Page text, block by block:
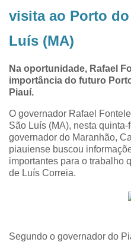
visita ao Porto
Luís (MA)
Na oportunidade, Rafael
importância do futuro
Piauí.
O governador Rafael
São Luís (MA), nesta
governador do Maranhão,
piauiense buscou
importantes para o trabalho
de Luís Correia.
Segundo o governador do